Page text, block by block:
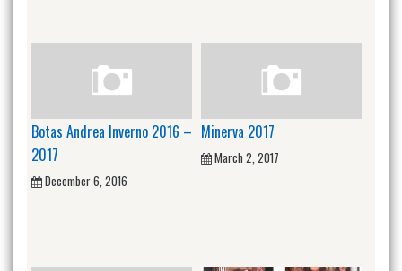
Botas Andrea Inverno 2016 –
2017
December 6, 2016
Minerva 2017
March 2, 2017